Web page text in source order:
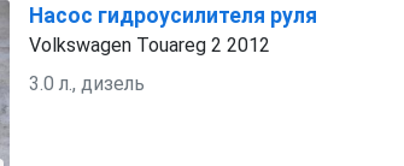
Насос гидроусилителя руля
Volkswagen Touareg 2 2012
3.0 л., дизель